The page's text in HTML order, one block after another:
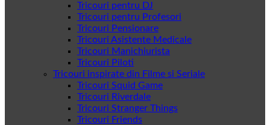
Tricouri pentru DJ
Tricouri pentru Profesori
Tricouri Pensionare
Tricouri Asistente Medicale
Tricouri Manichiurista
Tricouri Piloti
Tricouri inspirate din Filme si Seriale
Tricouri Squid Game
Tricouri Riverdale
Tricouri Stranger Things
Tricouri Friends